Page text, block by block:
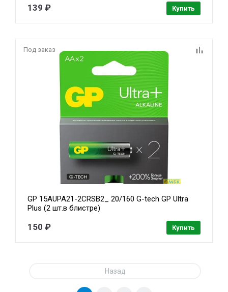
139 ₽ Купить
Под заказ
GP 15AUPA21-2CRSB2_ 20/160 G-tech GP Ultra
Plus (2 шт.в блистре)
150 ₽ Купить
Назад